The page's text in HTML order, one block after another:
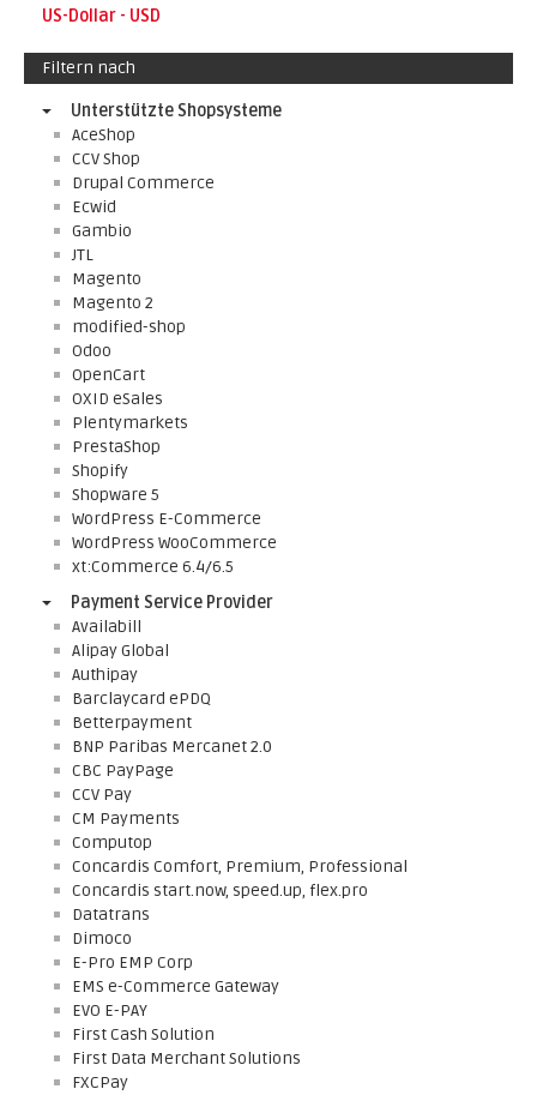
US-Dollar - USD
Filtern nach
Unterstützte Shopsysteme
AceShop
CCV Shop
Drupal Commerce
Ecwid
Gambio
JTL
Magento
Magento 2
modified-shop
Odoo
OpenCart
OXID eSales
Plentymarkets
PrestaShop
Shopify
Shopware 5
WordPress E-Commerce
WordPress WooCommerce
xt:Commerce 6.4/6.5
Payment Service Provider
Availabill
Alipay Global
Authipay
Barclaycard ePDQ
Betterpayment
BNP Paribas Mercanet 2.0
CBC PayPage
CCV Pay
CM Payments
Computop
Concardis Comfort, Premium, Professional
Concardis start.now, speed.up, flex.pro
Datatrans
Dimoco
E-Pro EMP Corp
EMS e-Commerce Gateway
EVO E-PAY
First Cash Solution
First Data Merchant Solutions
FXCPay